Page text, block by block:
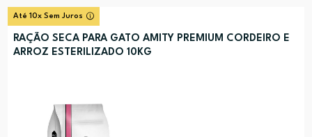
Até 10x Sem Juros
RAÇÃO SECA PARA GATO AMITY PREMIUM CORDEIRO E
ARROZ ESTERILIZADO 10KG